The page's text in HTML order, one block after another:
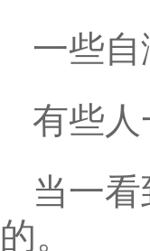
一些
有些
当一
的。